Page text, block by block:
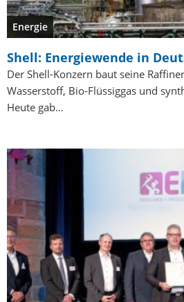
Energie
Shell: Energiewende in
Der Shell-Konzern baut seine
Wasserstoff, Bio-Flüssiggas und
Heute gab…